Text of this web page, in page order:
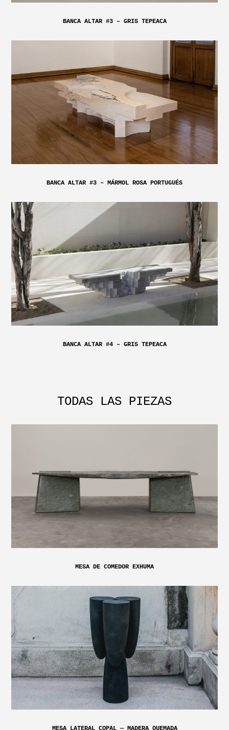
BANCA ALTAR #3 – GRIS TEPEACA
BANCA ALTAR #3 – MÁRMOL ROSA PORTUGUÉS
BANCA ALTAR #4 – GRIS TEPEACA
TODAS LAS PIEZAS
MESA DE COMEDOR EXHUMA
MESA LATERAL COPAL — MADERA QUEMADA